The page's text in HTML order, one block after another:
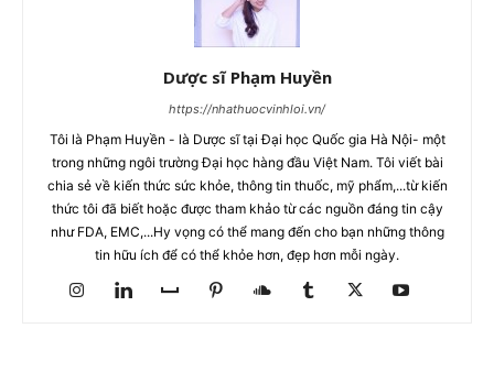
Dược sĩ Phạm Huyền
https://nhathuocvinhloi.vn/
Tôi là Phạm Huyền - là Dược sĩ tại Đại học Quốc gia Hà Nội- một
trong những ngôi trường Đại học hàng đầu Việt Nam. Tôi viết bài
chia sẻ về kiến thức sức khỏe, thông tin thuốc, mỹ phẩm,...từ kiến
thức tôi đã biết hoặc được tham khảo từ các nguồn đáng tin cậy
như FDA, EMC,...Hy vọng có thể mang đến cho bạn những thông
tin hữu ích để có thể khỏe hơn, đẹp hơn mỗi ngày.